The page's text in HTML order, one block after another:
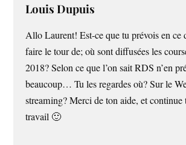
Louis Dupuis
Allo Laurent! Est-ce que tu prévois en ce
faire le tour de; où sont diffusées les
2018? Selon ce que l’on sait RDS n’en
beaucoup… Tu les regardes où? Sur le
streaming? Merci de ton aide, et continue
travail 🙂